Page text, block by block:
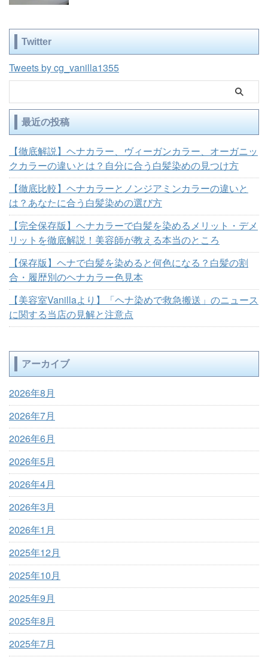
Twitter
Tweets by cg_vanilla1355
最近の投稿
【徹底解説】ヘナカラー、ヴィーガンカラー、オーガニッ
クカラーの違いとは？自分に合う白髪染めの見つけ方
【徹底比較】ヘナカラーとノンジアミンカラーの違いと
は？あなたに合う白髪染めの選び方
【完全保存版】ヘナカラーで白髪を染めるメリット・デメ
リットを徹底解説！美容師が教える本当のところ
【保存版】ヘナで白髪を染めると何色になる？白髪の割
合・履歴別のヘナカラー色見本
【美容室Vanillaより】「ヘナ染めで救急搬送」のニュース
に関する当店の見解と注意点
アーカイブ
2026年8月
2026年7月
2026年6月
2026年5月
2026年4月
2026年3月
2026年1月
2025年12月
2025年10月
2025年9月
2025年8月
2025年7月